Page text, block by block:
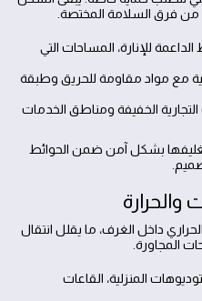
من فرق السلامة المختصة.
للإنارة، المساحات التي
مع مواد مقاومة للحريق وطبقة
الخفيفة ومناطق الخدمات
بشكل آمن ضمن الحوائط
داخل الغرف، ما يقلل انتقال
المجاورة.
المنزلية، القاعات